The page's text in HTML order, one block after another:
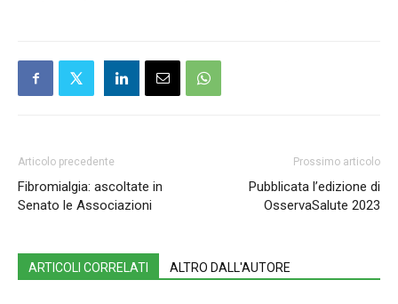
Articolo precedente
Fibromialgia: ascoltate in
Senato le Associazioni
Prossimo articolo
Pubblicata l’edizione di
OsservaSalute 2023
ARTICOLI CORRELATI ALTRO DALL'AUTORE